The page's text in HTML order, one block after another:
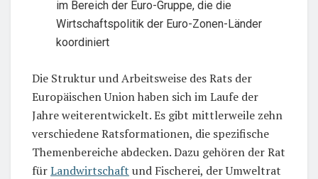
im Bereich der Euro-Gruppe, die die
Wirtschaftspolitik der Euro-Zonen-Länder
koordiniert
Die Struktur und Arbeitsweise des Rats der
Europäischen Union haben sich im Laufe der
Jahre weiterentwickelt. Es gibt mittlerweile zehn
verschiedene Ratsformationen, die spezifische
Themenbereiche abdecken. Dazu gehören der Rat
fürLandwirtschaft und Fischerei, der Umweltrat